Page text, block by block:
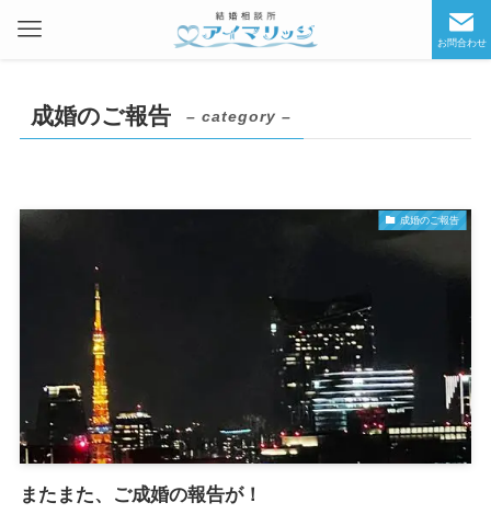
お問合わせ
成婚のご報告 – category –
成婚のご報告
またまた、ご成婚の報告が！